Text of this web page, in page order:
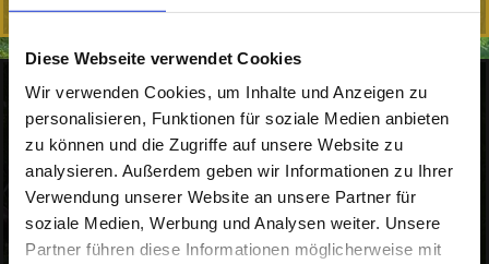
Diese Webseite verwendet Cookies
Wir verwenden Cookies, um Inhalte und Anzeigen zu
personalisieren, Funktionen für soziale Medien anbieten
zu können und die Zugriffe auf unsere Website zu
analysieren. Außerdem geben wir Informationen zu Ihrer
Verwendung unserer Website an unsere Partner für
soziale Medien, Werbung und Analysen weiter. Unsere
Partner führen diese Informationen möglicherweise mit
Freunde/Links
www.musikularium.de
www.kolibri-glasdesign.de